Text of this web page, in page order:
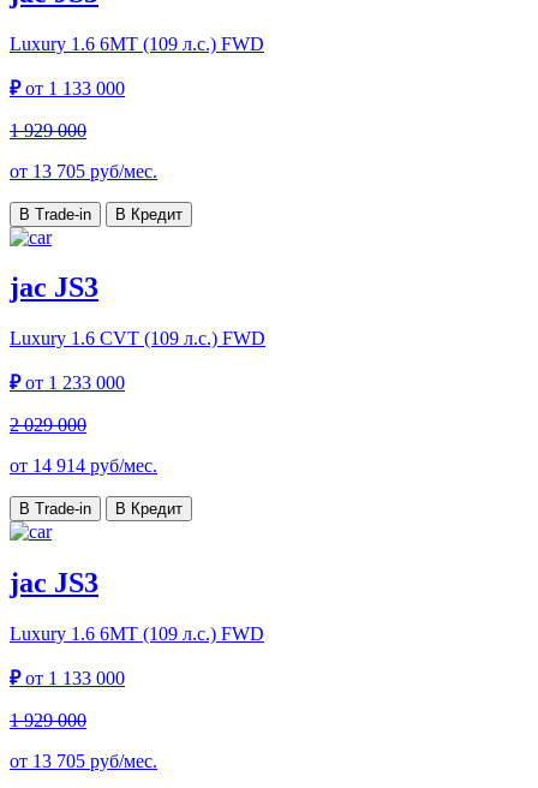
Luxury 1.6 6MT (109 л.с.) FWD
₽от 1 133 000
1 929 000
от 13 705 руб/мес.
В Trade-in В Кредит
jac JS3
Luxury 1.6 CVT (109 л.с.) FWD
₽от 1 233 000
2 029 000
от 14 914 руб/мес.
В Trade-in В Кредит
jac JS3
Luxury 1.6 6MT (109 л.с.) FWD
₽от 1 133 000
1 929 000
от 13 705 руб/мес.